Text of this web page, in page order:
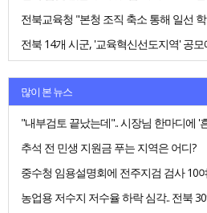
전북교육청 "본청 조직 축소 통해 일선
전북 14개 시군, '교육혁신선도지역' 공
많이 본 뉴스
"내부검토 끝났는데".. 시장님 한마디에 '
추석 전 민생 지원금 푸는 지역은 어디?
중수청 임용설명회에 전주지검 검사 10
농업용 저수지 저수율 하락 심각.. 전북